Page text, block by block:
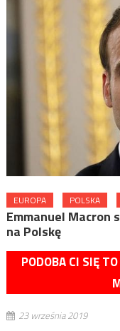
EUROPA POLSKA
Emmanuel
na Polskę
PODOBA CI SIĘ
23 września 2019